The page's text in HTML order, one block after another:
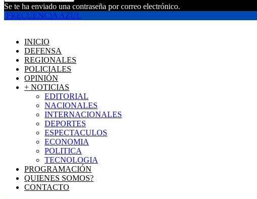
Se te ha enviado una contraseña por correo electrónico.
FRECUENCIA AZUL
INICIO
DEFENSA
REGIONALES
POLICIALES
OPINIÓN
+ NOTICIAS
EDITORIAL
NACIONALES
INTERNACIONALES
DEPORTES
ESPECTACULOS
ECONOMIA
POLITICA
TECNOLOGIA
PROGRAMACIÓN
QUIENES SOMOS?
CONTACTO